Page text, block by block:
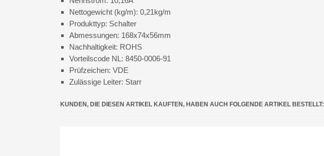
Nettogewicht (kg/m): 0,21kg/m
Produkttyp: Schalter
Abmessungen: 168x74x56mm
Nachhaltigkeit: ROHS
Vorteilscode NL: 8450-0006-91
Prüfzeichen: VDE
Zulässige Leiter: Starr
KUNDEN, DIE DIESEN ARTIKEL KAUFTEN, HABEN AUCH FOLGENDE ARTIKEL BESTELLT: